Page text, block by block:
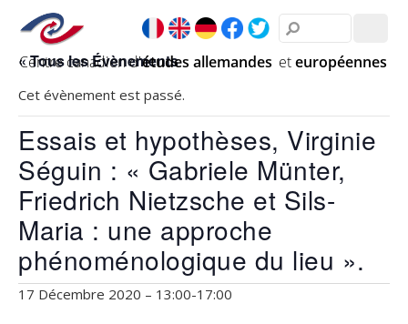
« Tous les Évènements
Cet évènement est passé.
Essais et hypothèses, Virginie
Séguin : « Gabriele Münter,
Friedrich Nietzsche et Sils-
Maria : une approche
phénoménologique du lieu ».
17 Décembre 2020 – 13:00-17:00